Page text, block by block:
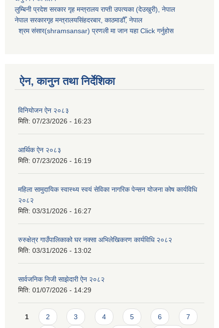
लुम्बिनी प्रदेश सरकार गृह मन्त्रालय राप्ती उपत्यका (देउखुरी), नेपाल
नेपाल सरकारगृह मन्त्रालयसिंहदरबार, काठमाडौँ, नेपाल
श्रम संसार(shramsansar) प्रणली मा जान यहा Click गर्नुहोस
ऐन, कानुन तथा निर्देशिका
विनियोजन ऐन २०८३
मिति: 07/23/2026 - 16:23
आर्थिक ऐन २०८३
मिति: 07/23/2026 - 16:19
महिला सामुदायिक स्वास्थ्य स्वयं सेविका नागरिक पेन्सन योजना कोष कार्यविधि
२०८२
मिति: 03/31/2026 - 16:27
रुरुक्षेत्र गाउँपालिकाको घर नक्सा अभिलेखिकरण कार्यविधि २०८२
मिति: 03/31/2026 - 13:02
सार्वजनिक निजी साझेदारी ऐन २०८२
मिति: 01/07/2026 - 14:29
Pages
1 2 3 4 5 6 7